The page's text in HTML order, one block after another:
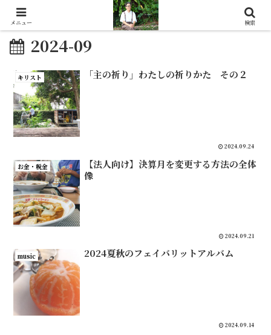
2024-09
キリスト 「主の祈り」わたしの祈りかた その２
2024.09.24
お金・税金
【法人向け】決算月を変更する方法の全体
像
2024.09.21
music 2024夏秋のフェイバリットアルバム
2024.09.14
メニュー 検索